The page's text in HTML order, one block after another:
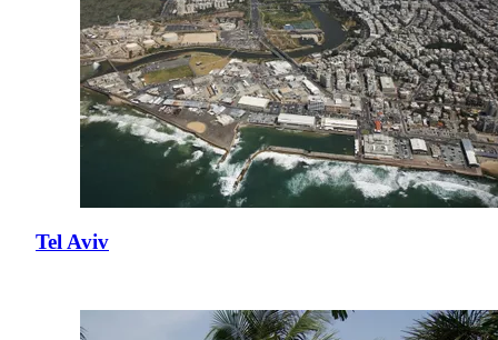
Tel Aviv